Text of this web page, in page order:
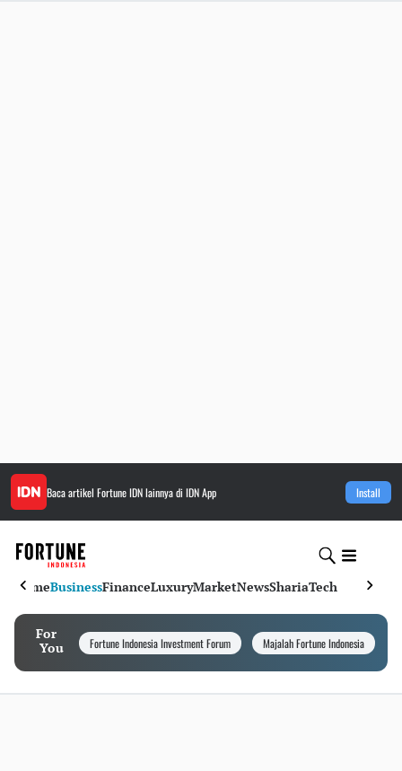
Baca artikel Fortune IDNlainnya di IDN App Install
HomeBusinessFinanceLuxuryMarketNewsShariaTech
For
You
Fortune Indonesia Investment Forum Majalah Fortune Indonesia